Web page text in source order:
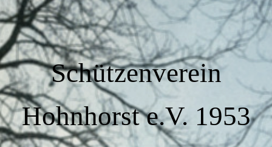
Schützenverein
Hohnhorst e.V. 1953